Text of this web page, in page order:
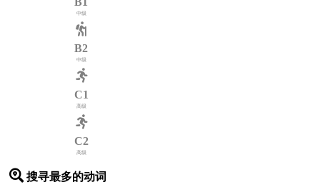
中级
B2
中级
C1
高级
C2
高级
搜寻最多的动词